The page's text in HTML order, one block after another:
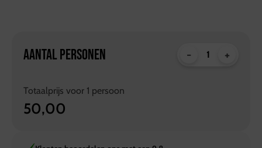
AANTAL PERSONEN - +
Totaalprijs voor 1 persoon
50,00